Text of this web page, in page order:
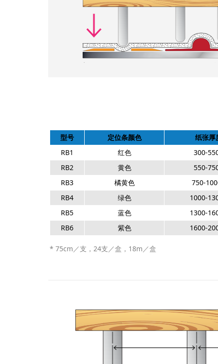
型号 定位条颜色
纸张厚
RB1
红色
300-
RB2
黄色
550-
RB3
橘黄色
750-
RB4
绿色
1000-
RB5
蓝色
1300-
RB6
紫色 1600-
* 75cm／支，24支／盒，18m／盒